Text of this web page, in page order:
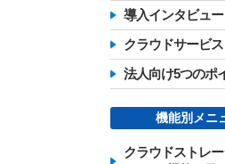
導入インタビュー
クラウドサービ
法人向け5つのポ
機能別メニ
クラウドストレ